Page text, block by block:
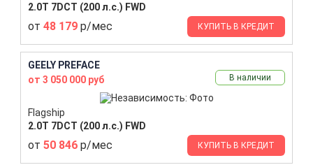
2.0T 7DCT (200 л.с.) FWD
от 48 179 р/мес КУПИТЬ В КРЕДИТ
GEELY PREFACE
от 3 050 000 руб
В наличии
Flagship
2.0T 7DCT (200 л.с.) FWD
от 50 846 р/мес КУПИТЬ В КРЕДИТ